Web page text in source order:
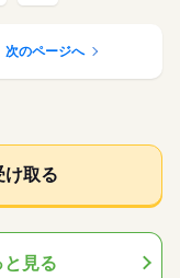
次のページへ
け取る
見る